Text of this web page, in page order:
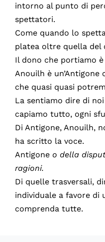
intorno al punto di
spettatori.
Come quando lo
platea oltre quella del
Il dono che portiamo
Anouilh è un’Antigone
che quasi quasi
La sentiamo dire di
capiamo tutto, ogni
Di Antigone, Anouilh,
ha scritto la voce.
Antigone o della
ragioni.
Di quelle trasversali,
individuale a favore di
comprenda tutte.